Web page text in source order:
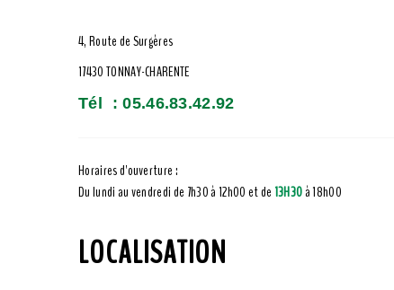
4, Route de Surgères
17430 TONNAY-CHARENTE
Tél : 05.46.83.42.92
Horaires d'ouverture :
Du lundi au vendredi de 7h30 à 12h00 et de13H30à 18h00
LOCALISATION